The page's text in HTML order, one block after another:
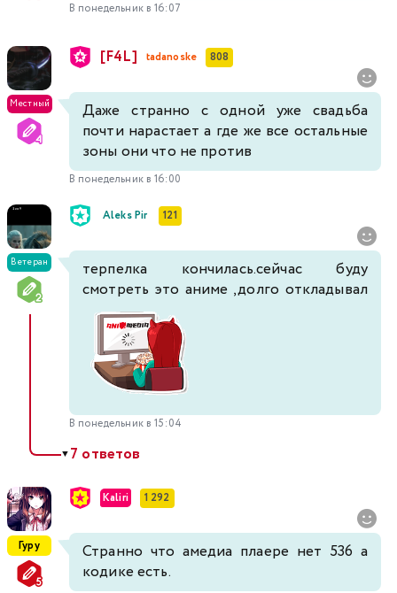
В понедельник в 16:07
Местный
[F4L] tadanoske 808
Даже странно с одной уже свадьба
почти нарастает а где же все остальные
зоны они что не против
В понедельник в 16:00
Ветеран
Aleks Pir 121
терпелка кончилась.сейчас буду
смотреть это аниме ,долго откладывал
В понедельник в 15:04
▼7 ответов
Гуру
Kaliri 1 292
Странно что амедиа плаере нет 536 а
кодике есть.